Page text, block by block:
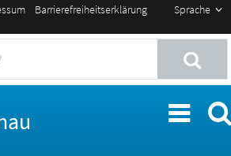
Sprache
Barrierefreiheitserklärung